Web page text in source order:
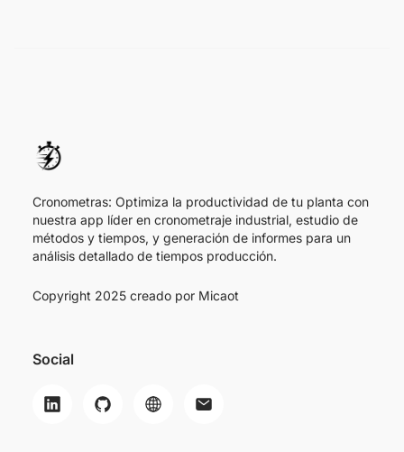
Cronometras: Optimiza la productividad de tu planta con
nuestra app líder en cronometraje industrial, estudio de
métodos y tiempos, y generación de informes para un
análisis detallado de tiempos producción.
Copyright 2025 creado por Micaot
Social